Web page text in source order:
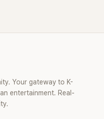
Your gateway to K-
entertainment. Real-